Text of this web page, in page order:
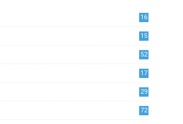
16
15
52
17
29
72